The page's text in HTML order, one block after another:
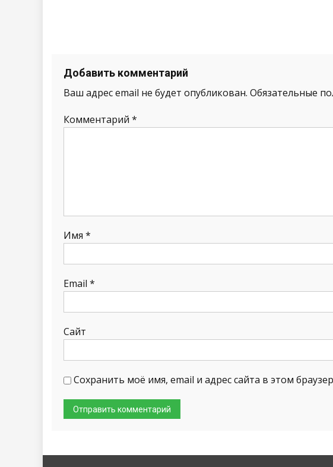
Добавить комментарий
Ваш адрес email не будет опубликован. Обязательные
Комментарий *
Имя *
Email *
Сайт
Сохранить моё имя, email и адрес сайта в этом